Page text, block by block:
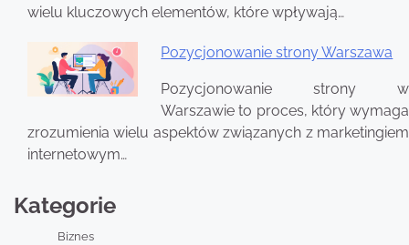
wielu kluczowych elementów, które wpływają…
Pozycjonowanie strony Warszawa
Pozycjonowanie strony w
Warszawie to proces, który wymaga
zrozumienia wielu aspektów związanych z marketingiem
internetowym…
Kategorie
Biznes